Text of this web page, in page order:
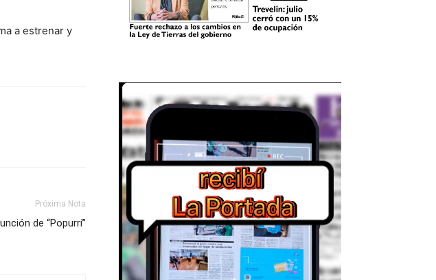
a estrenar y
Próxima Nota
de “Popurrí”